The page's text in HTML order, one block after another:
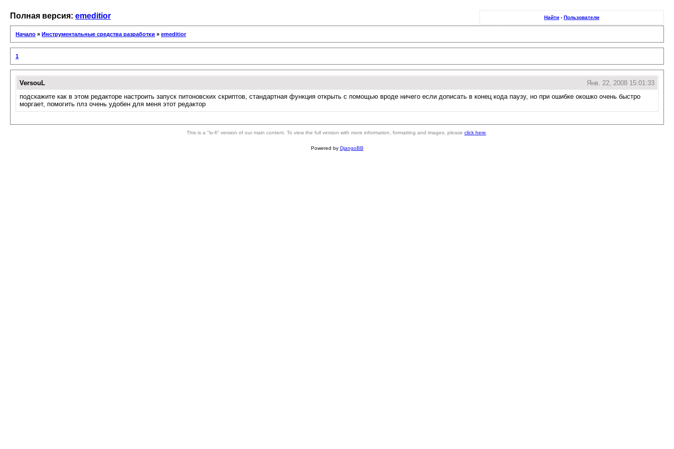
Найти - Пользователи
Полная версия: emeditior
Начало » Инструментальные средства разработки » emeditior
1
VersouL
Янв. 22, 2008 15:01:33
подскажите как в этом редакторе настроить запуск питоновских скриптов, стандартная функция открыть с помощью вроде ничего если дописать в конец кода паузу, но при ошибке окошко очень быстро
моргает, помогить плз очень удобен для меня этот редактор
This is a "lo-fi" version of our main content. To view the full version with more information, formatting and images, please click here
Powered by DjangoBB